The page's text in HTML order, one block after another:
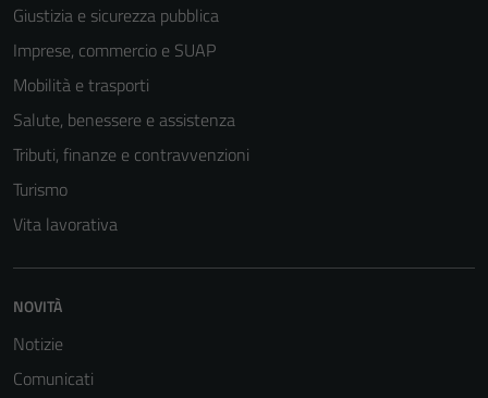
Giustizia e sicurezza pubblica
Imprese, commercio e SUAP
Mobilità e trasporti
Salute, benessere e assistenza
Tributi, finanze e contravvenzioni
Turismo
Vita lavorativa
NOVITÀ
Notizie
Comunicati